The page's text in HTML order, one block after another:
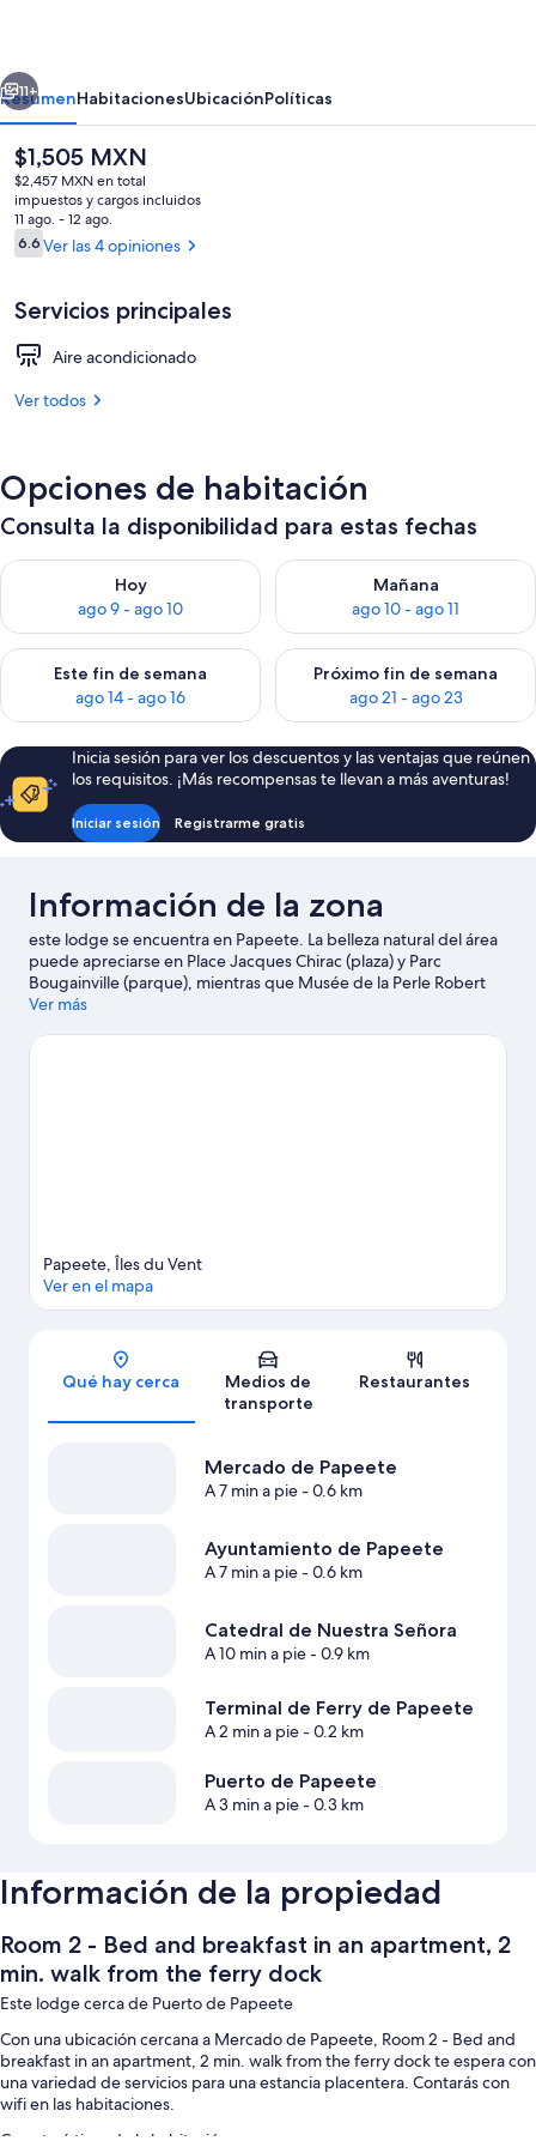
and
breakfast
in
an
apartment,
min.
walk
from
the
dock
Siguiente
11+
ResumenHabitacionesUbicaciónPolíticas
El
precio
actual
es
de
$1,505 MXN
$1,505 MXN
$2,457 MXN en total
impuestos y cargos incluidos
11 ago. - 12 ago.
Opiniones
6.66.6 de 10,
Ver las 4 opiniones
Servicios principales
Aire acondicionado
Ver todos
Opciones de habitación
Consulta la disponibilidad para estas fechas
Hoy
ago 9 - ago 10
Consulta la disponibilidad para hoy ago 9 - ago 10
Mañana
ago 10 - ago 11
Consulta la disponibilidad
Este fin de semana
ago 14 - ago 16
Consulta la disponibilidad para este fin de semana ago 14 -
Próximo fin de semana
ago 21 - ago 23
Consulta la disponibilidad
Inicia sesión para ver los descuentos y las ventajas que reúnen
los requisitos. ¡Más recompensas te llevan a más aventuras!
Iniciar sesión Registrarme gratis
Información de la zona
este lodge se encuentra en Papeete. La belleza natural del área
puede apreciarse en Place Jacques Chirac (plaza) y Parc
Bougainville (parque), mientras que Musée de la Perle Robert
Wan y Casa de James Norman Hall son lugares culturales
Ver más
Sección del mapa
Papeete, Îles du Vent
Ver en el mapa
Qué hay cerca
Medios de
transporte
Restaurantes
Mercado de Papeete
A 7 min a pie- 0.6 km
Ayuntamiento de Papeete
A 7 min a pie- 0.6 km
Catedral de Nuestra Señora
A 10 min a pie- 0.9 km
Terminal de Ferry de Papeete
A 2 min a pie- 0.2 km
Puerto de Papeete
A 3 min a pie- 0.3 km
Información de la propiedad
Room 2 - Bed and breakfast in an apartment, 2
min. walk from the ferry dock
Este lodge cerca de Puerto de Papeete
Con una ubicación cercana a Mercado de Papeete, Room 2 - Bed and
breakfast in an apartment, 2 min. walk from the ferry dock te espera con
una variedad de servicios para una estancia placentera. Contarás con
wifi en las habitaciones.
Características de la habitación